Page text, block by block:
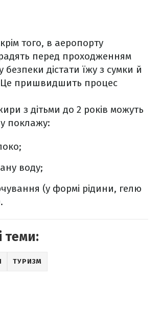
того, в аеропорту
перед проходженням
безпеки дістати їжу з сумки й
Це пришвидшить процес
з дітьми до 2 років можуть
поклажу:
воду;
(у формі рідини, гелю
теми:
ТУРИЗМ